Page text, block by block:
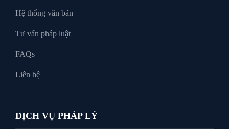
Hệ thống văn bản
Tư vấn pháp luật
FAQs
Liên hệ
DỊCH VỤ PHÁP LÝ